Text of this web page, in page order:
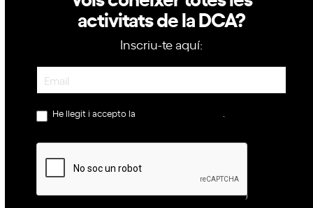
activitats de la DCA?
Inscriu-te aquí:
Newsletter
He llegit i accepto la